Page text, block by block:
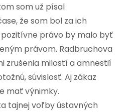
som už písal
že som bol za ich
právo by malo byť
právom. Radbruchova
zrušenia milostí a amnestií
súvislosť. Aj zákaz
mať výnimky.
tajnej voľby ústavných